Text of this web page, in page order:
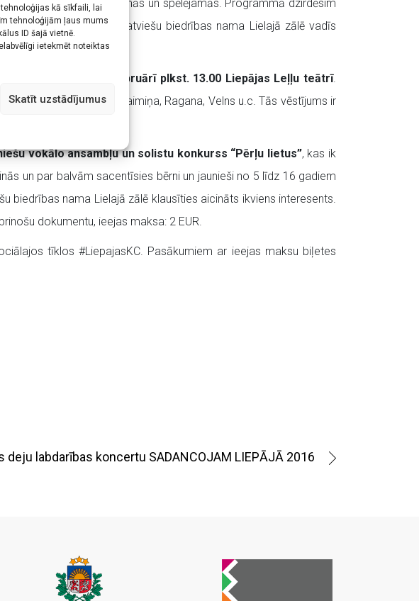
kā sīkfaili, lai
tehnoloģijām ļaus mums
ID šajā vietnē.
ietekmēt noteiktas
Skatīt uzstādījumus
skandējamās, dziedamās un spēlējamās. Programmā dzirdēsim
Koncertu Liepājas Latviešu biedrības nama Lielajā zālē vadīs
“Zirņu puika” 26. februārī plkst. 13.00 Liepājas Leļļu teātrī.
tēli – Zirņu puika, Laimiņa, Ragana, Velns u.c. Tās vēstījums ir
vokālo ansambļu un solistu konkurss “Pērļu lietus”, kas ik
un par balvām sacentīsies bērni un jaunieši no 5 līdz 16 gadiem
biedrības nama Lielajā zālē klausīties aicināts ikviens interesents.
dokumentu, ieejas maksa: 2 EUR.
tīklos #LiepajasKC. Pasākumiem ar ieejas maksu biļetes
labdarības koncertu SADANCOJAM LIEPĀJĀ 2016